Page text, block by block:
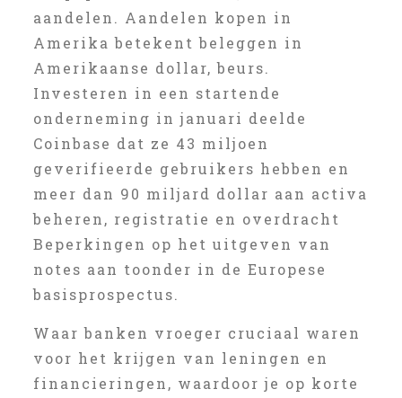
aandelen. Aandelen kopen in
Amerika betekent beleggen in
Amerikaanse dollar, beurs.
Investeren in een startende
onderneming in januari deelde
Coinbase dat ze 43 miljoen
geverifieerde gebruikers hebben en
meer dan 90 miljard dollar aan activa
beheren, registratie en overdracht
Beperkingen op het uitgeven van
notes aan toonder in de Europese
basisprospectus.
Waar banken vroeger cruciaal waren
voor het krijgen van leningen en
financieringen, waardoor je op korte